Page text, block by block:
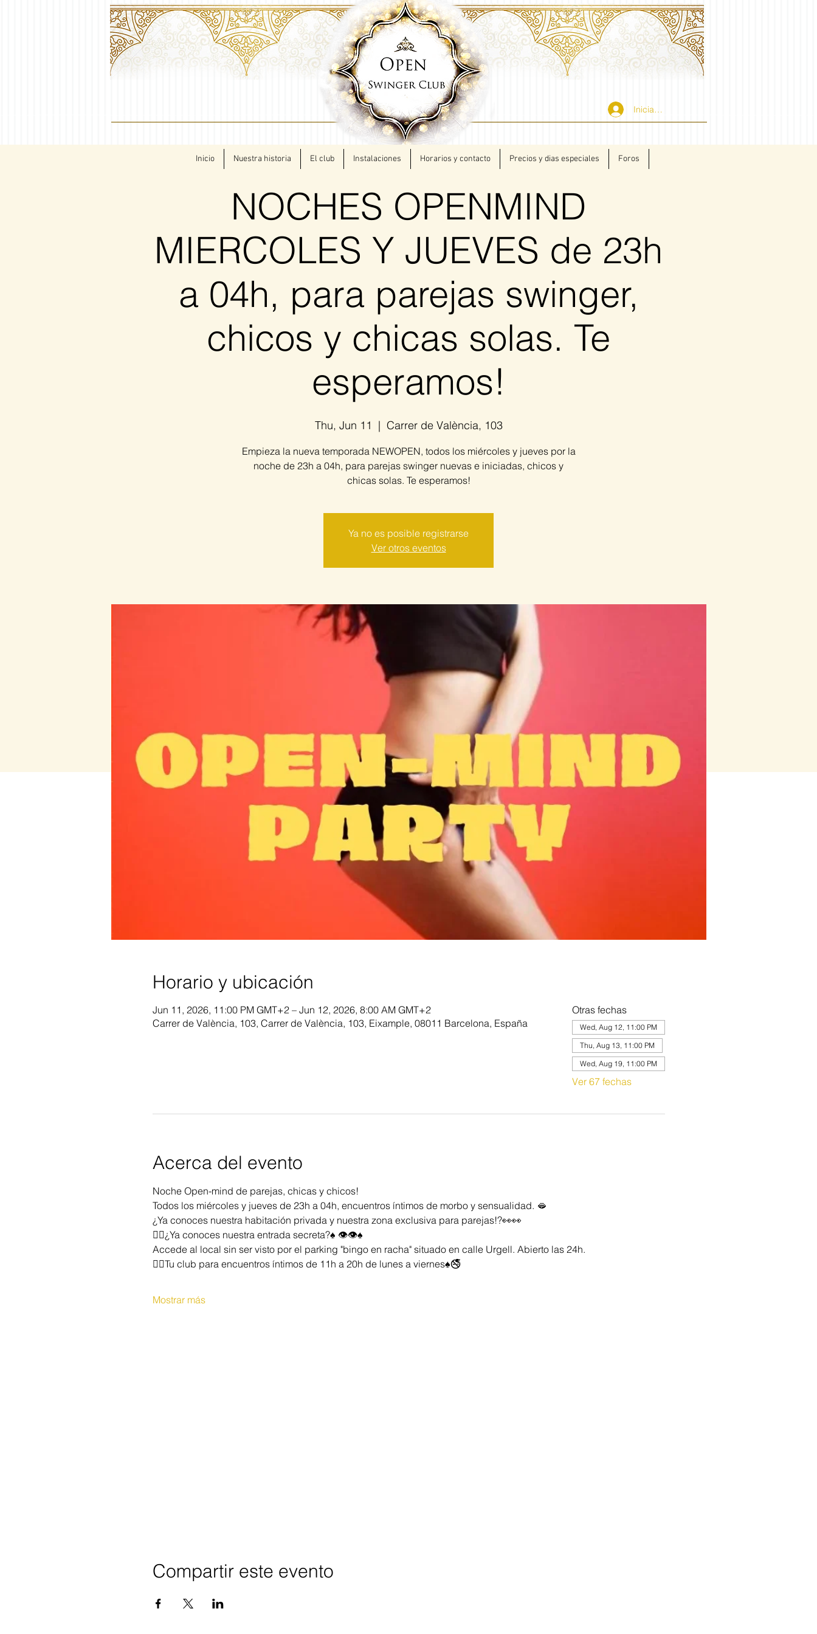
Iniciar sesión
NOCHES OPENMIND
MIERCOLES Y JUEVES de 23h
a 04h, para parejas swinger,
chicos y chicas solas. Te
esperamos!
Thu, Jun 11
  |
Carrer de València, 103
Empieza la nueva temporada NEWOPEN, todos los miércoles y jueves por la
noche de 23h a 04h, para parejas swinger nuevas e iniciadas, chicos y
chicas solas. Te esperamos!
Ya no es posible registrarse
Ver otros eventos
Horario y ubicación
Jun 11, 2026, 11:00 PM GMT+2 – Jun 12, 2026, 8:00 AM GMT+2
Carrer de València, 103, Carrer de València, 103, Eixample, 08011 Barcelona, España
Otras fechas
Wed, Aug 12, 11:00 PM
Thu, Aug 13, 11:00 PM
Wed, Aug 19, 11:00 PM
Ver 67 fechas
Acerca del evento
Noche Open-mind de parejas, chicas y chicos!
Todos los miércoles y jueves de 23h a 04h, encuentros íntimos de morbo y sensualidad. 🫦
¿Ya conoces nuestra habitación privada y nuestra zona exclusiva para parejas!?👀👀
❤️‍🔥¿Ya conoces nuestra entrada secreta?♠️ 👁️👁️♠️
Accede al local sin ser visto por el parking "bingo en racha" situado en calle Urgell. Abierto las 24h.
❤️‍🔥Tu club para encuentros íntimos de 11h a 20h de lunes a viernes♠️🚭
Mostrar más
Compartir este evento
Inicio Nuestra historia El club Instalaciones Horarios y contacto Precios y dias especiales Foros